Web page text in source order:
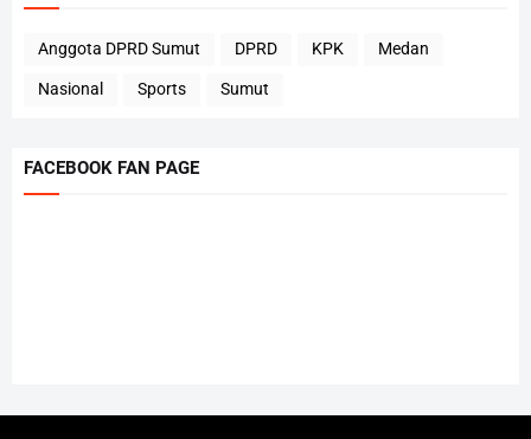
Anggota DPRD Sumut DPRD KPK Medan
Nasional Sports Sumut
FACEBOOK FAN PAGE